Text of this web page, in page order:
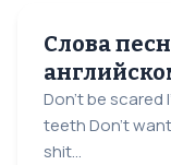
Слова
Don’t be
teeth Don’t
shit...